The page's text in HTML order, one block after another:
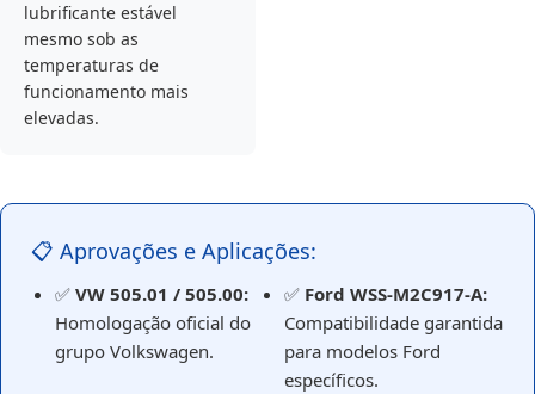
lubrificante estável
mesmo sob as
temperaturas de
funcionamento mais
elevadas.
📋 Aprovações e Aplicações:
✅ VW 505.01 / 505.00:
Homologação oficial do
grupo Volkswagen.
✅ Ford WSS-M2C917-A:
Compatibilidade garantida
para modelos Ford
específicos.